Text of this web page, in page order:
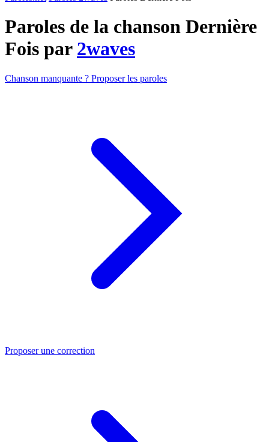
Paroles de la chanson Dernière
Fois par 2waves
Chanson manquante ? Proposer les paroles
Proposer une correction